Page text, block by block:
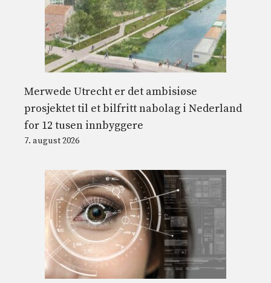
Merwede Utrecht er det ambisiøse
prosjektet til et bilfritt nabolag i Nederland
for 12 tusen innbyggere
7. august 2026